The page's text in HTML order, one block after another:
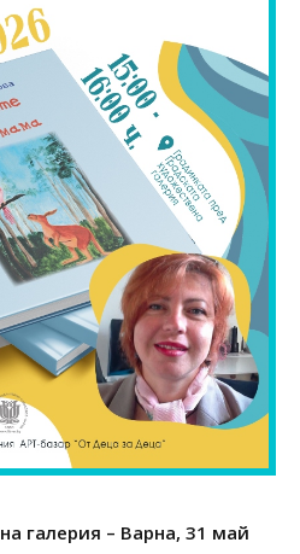
галерия – Варна, 31 май